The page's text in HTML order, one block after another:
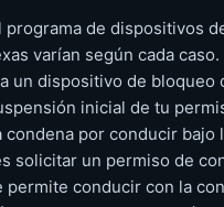
programa de dispositivos
varían según cada
un dispositivo de bloqueo
inicial de tu
condena por conducir bajo
solicitar un permiso de
permite conducir con la